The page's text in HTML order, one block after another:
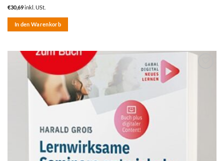
€30,69inkl. USt.
In den Warenkorb